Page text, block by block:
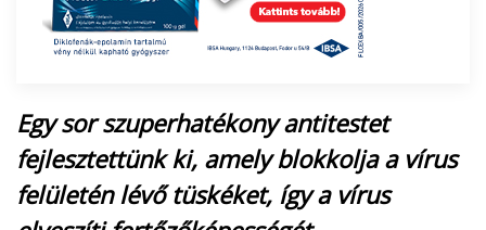
Egy sor szuperhatékony antitestet
fejlesztettünk ki, amely blokkolja a vírus
felületén lévő tüskéket, így a vírus